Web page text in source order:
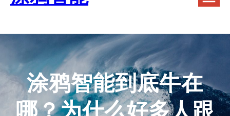
涂鸦智能到底牛在
哪？为什么好多人跟